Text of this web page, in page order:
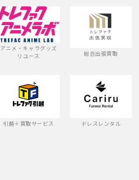
アニメ・キャラグッズ
リユース
総合出張買取
引越＋買取サービス ドレスレンタル